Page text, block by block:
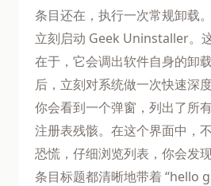
条目还在，执行一次常规卸载
立刻启动 Geek Uninstaller。
在于，它会调出软件自身的卸
后，立刻对系统做一次快速深度
你会看到一个弹窗，列出了所
注册表残骸。在这个界面中，
恐慌，仔细浏览列表，你会发
条目标题都清晰地带着 “hello